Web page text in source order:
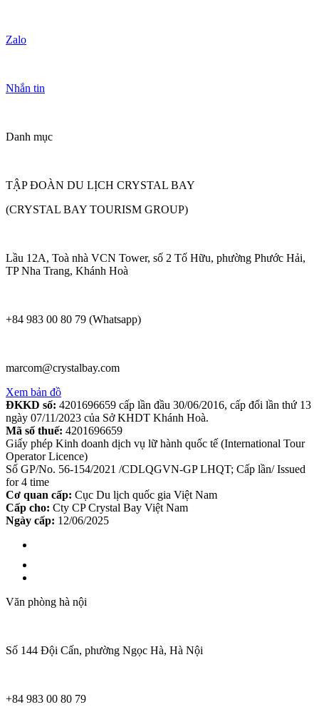
Lầu 12A, Toà nhà VCN Tower, số 2 Tố Hữu, phường Phước Hải,
Xem bản đồ
ĐKKD số: 4201696659 cấp lần đầu 30/06/2016, cấp đổi lần thứ 13
ngày 07/11/2023 của Sở KHDT Khánh Hoà.
Mã số thuế: 4201696659
Giấy phép Kinh doanh dịch vụ lữ hành quốc tế (International Tour
Operator Licence)
Số GP/No. 56-154/2021 /CDLQGVN-GP LHQT; Cấp lần/ Issued
for 4 time
Cơ quan cấp: Cục Du lịch quốc gia Việt Nam
Cấp cho: Cty CP Crystal Bay Việt Nam